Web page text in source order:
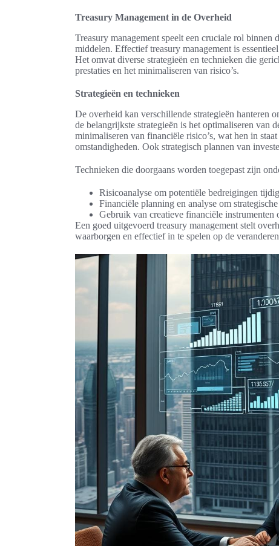
Treasury Management in de Overheid
Treasury management speelt een cruciale rol
middelen. Effectief treasury management is
Het omvat diverse strategieën en technieken die
prestaties en het minimaliseren van risico’s.
Strategieën en technieken
De overheid kan verschillende strategieën hanteren
de belangrijkste strategieën is het optimaliseren van
minimaliseren van financiële risico’s, wat hen in
omstandigheden. Ook strategisch plannen van
Technieken die doorgaans worden toegepast zijn
Risicoanalyse om potentiële bedreigingen
Financiële planning en analyse om
Gebruik van creatieve financiële instrumenten
Een goed uitgevoerd treasury management stelt
waarborgen en effectief in te spelen op de